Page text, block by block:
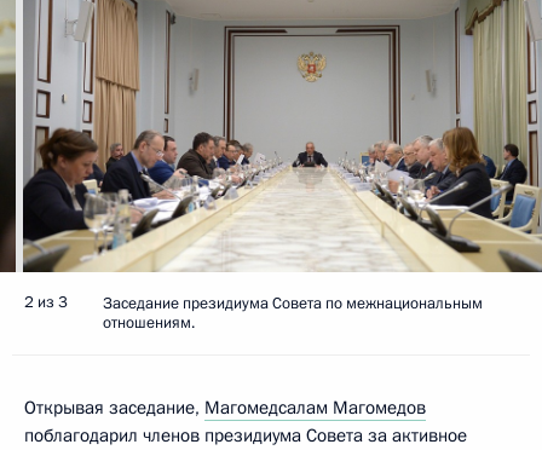
2 из 3
Заседание президиума Совета по межнациональным
отношениям.
Открывая заседание, Магомедсалам Магомедов
поблагодарил членов президиума Совета за активное